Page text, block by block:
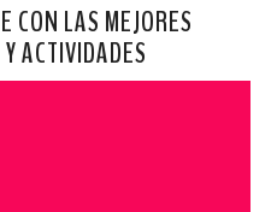
CON LAS MEJORES
ACTIVIDADES